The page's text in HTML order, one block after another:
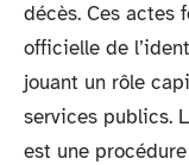
décès. Ces actes
officielle de
jouant un rôle
services publics.
est une